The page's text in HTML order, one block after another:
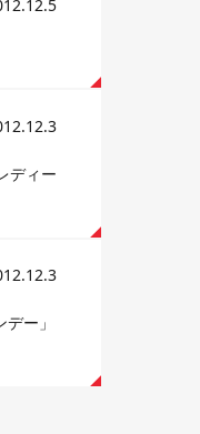
ディー
ー」